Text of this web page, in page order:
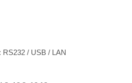
RS232 / USB / LAN